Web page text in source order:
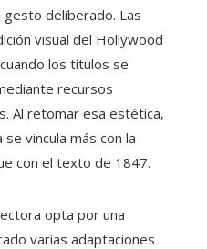
gesto deliberado. Las
visual del Hollywood
los títulos se
recursos
Al retomar esa estética,
vincula más con la
con el texto de 1847.
opta por una
varias adaptaciones